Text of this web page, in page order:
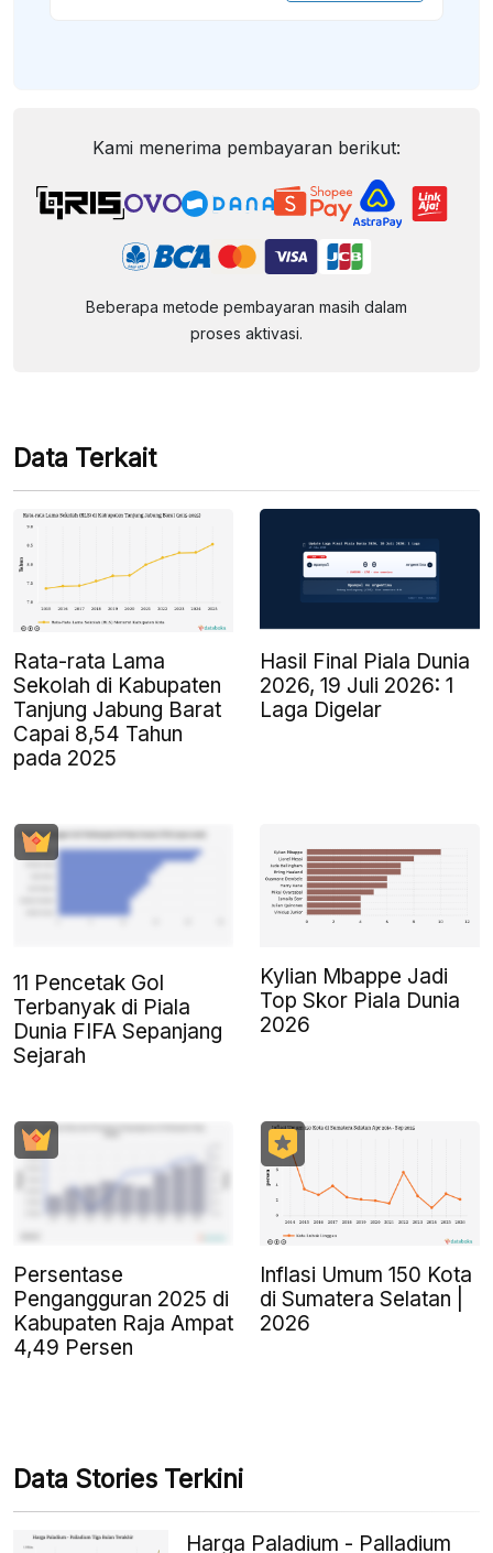
Kami menerima pembayaran berikut:
Beberapa metode pembayaran masih dalam
proses aktivasi.
Data Terkait
Rata-rata Lama
Sekolah di Kabupaten
Tanjung Jabung Barat
Capai 8,54 Tahun
pada 2025
Hasil Final Piala Dunia
2026, 19 Juli 2026: 1
Laga Digelar
11 Pencetak Gol
Terbanyak di Piala
Dunia FIFA Sepanjang
Sejarah
Kylian Mbappe Jadi
Top Skor Piala Dunia
2026
Persentase
Pengangguran 2025 di
Kabupaten Raja Ampat
4,49 Persen
Inflasi Umum 150 Kota
di Sumatera Selatan |
2026
Data Stories Terkini
Harga Paladium - Palladium